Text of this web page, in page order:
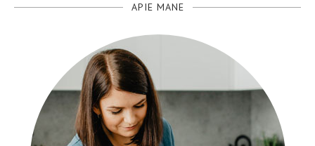
APIE MANE